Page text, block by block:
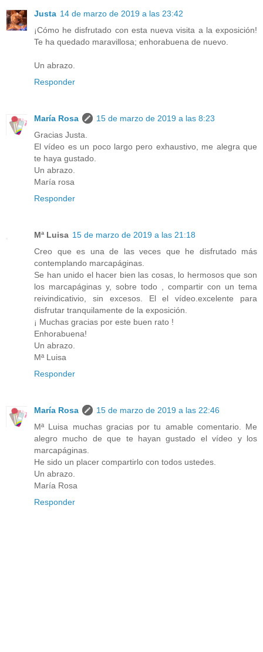
Justa 14 de marzo de 2019 a las 23:42
¡Cómo he disfrutado con esta nueva visita a la exposición!
Te ha quedado maravillosa; enhorabuena de nuevo.
Un abrazo.
Responder
María Rosa
15 de marzo de 2019 a las 8:23
Gracias Justa.
El vídeo es un poco largo pero exhaustivo, me alegra que
te haya gustado.
Un abrazo.
María rosa
Responder
Mª Luisa 15 de marzo de 2019 a las 21:18
Creo que es una de las veces que he disfrutado más
contemplando marcapáginas.
Se han unido el hacer bien las cosas, lo hermosos que son
los marcapáginas y, sobre todo , compartir con un tema
reivindicativio, sin excesos. El el vídeo.excelente para
disfrutar tranquilamente de la exposición.
¡ Muchas gracias por este buen rato !
Enhorabuena!
Un abrazo.
Mª Luisa
Responder
María Rosa
15 de marzo de 2019 a las 22:46
Mª Luisa muchas gracias por tu amable comentario. Me
alegro mucho de que te hayan gustado el vídeo y los
marcapáginas.
He sido un placer compartirlo con todos ustedes.
Un abrazo.
María Rosa
Responder